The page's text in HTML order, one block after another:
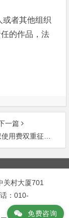
者其他组织
的作品，法
一篇
税多边公约的附加议定书
关村大厦701
：010-
免费咨询